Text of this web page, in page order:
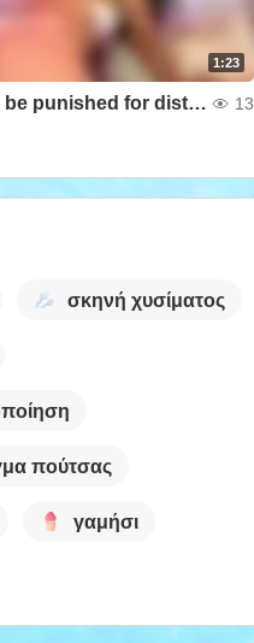
1:23
You should be punished for distracting my pussy so much 13
σκηνή χυσίματος
πούτσας
γαμήσι